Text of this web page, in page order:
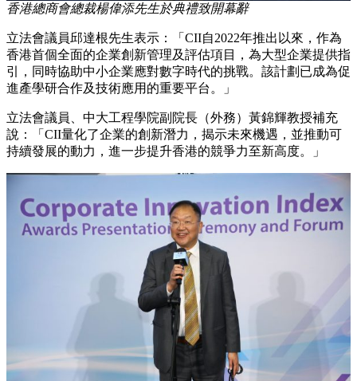
香港總商會總裁楊偉添先生於典禮致開幕辭
立法會議員邱達根先生表示：「CII自2022年推出以來，作為
香港首個全面的企業創新管理及評估項目，為大型企業提供指
引，同時協助中小企業應對數字時代的挑戰。該計劃已成為促
進產學研合作及技術應用的重要平台。」
立法會議員、中大工程學院副院長（外務）黃錦輝教授補充
說：「CII量化了企業的創新潛力，揭示未來機遇，並推動可
持續發展的動力，進一步提升香港的競爭力至新高度。」